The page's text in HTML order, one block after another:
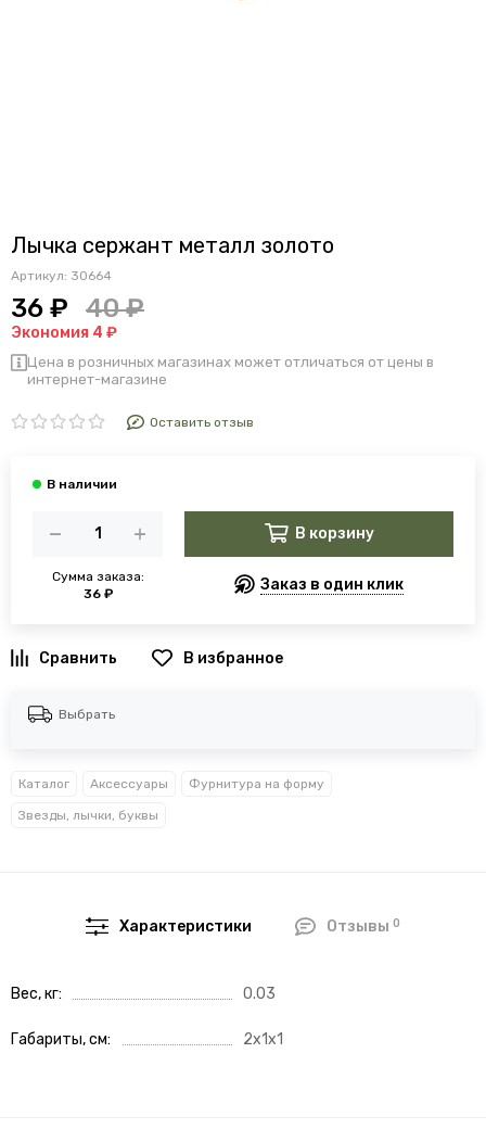
Лычка сержант металл золото
Артикул: 30664
36 ₽ 40 ₽
Экономия 4 ₽
Цена в розничных магазинах может отличаться от цены в
интернет-магазине
Оставить отзыв
Сумма заказа:
36 ₽
В корзину
Заказ в один клик
В избранное
Выбрать
Каталог Аксессуары Фурнитура на форму
Звезды, лычки, буквы
Характеристики Отзывы 0
Вес, кг 0.03
Габариты, см 2x1x1